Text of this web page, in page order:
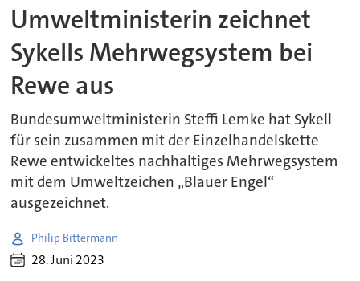
Umweltministerin zeichnet
Sykells Mehrwegsystem bei
Rewe aus
Bundesumweltministerin Steffi Lemke hat Sykell
für sein zusammen mit der Einzelhandelskette
Rewe entwickeltes nachhaltiges Mehrwegsystem
mit dem Umweltzeichen „Blauer Engel“
ausgezeichnet.
Philip Bittermann
28. Juni 2023